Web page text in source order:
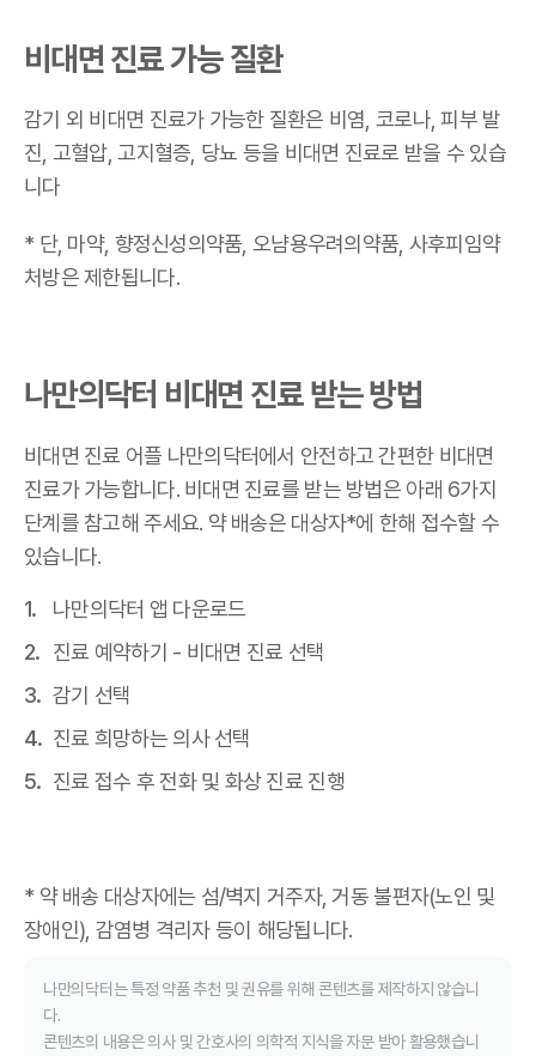
비대면 진료 가능 질환
감기 외 비대면 진료가 가능한 질환은 비염, 코로나, 피부 발
진, 고혈압, 고지혈증, 당뇨 등을 비대면 진료로 받을 수 있습
니다
* 단, 마약, 향정신성의약품, 오냠용우려의약품, 사후피임약
처방은 제한됩니다.
나만의닥터 비대면 진료 받는 방법
비대면 진료 어플 나만의닥터에서 안전하고 간편한 비대면
진료가 가능합니다. 비대면 진료를 받는 방법은 아래 6가지
단계를 참고해 주세요. 약 배송은 대상자*에 한해 접수할 수
있습니다.
나만의닥터 앱 다운로드
진료 예약하기 - 비대면 진료 선택
감기 선택
진료 희망하는 의사 선택
진료 접수 후 전화 및 화상 진료 진행
* 약 배송 대상자에는 섬/벽지 거주자, 거동 불편자(노인 및
장애인), 감염병 격리자 등이 해당됩니다.
나만의닥터는 특정 약품 추천 및 권유를 위해 콘텐츠를 제작하지 않습니
다.
콘텐츠의 내용은 의사 및 간호사의 의학적 지식을 자문 받아 활용했습니